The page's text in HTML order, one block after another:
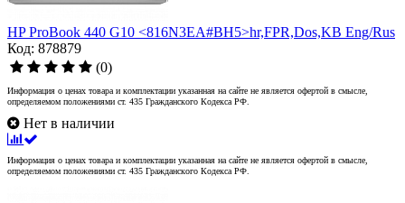
HP ProBook 440 G10 <816N3EA#BH5>hr,FPR,Dos,KB Eng/Rus
Код: 878879
(0)
Информация о ценах товара и комплектации указанная на сайте не является офертой в смысле,
определяемом положениями ст. 435 Гражданского Кодекса РФ.
Нет в наличии
Информация о ценах товара и комплектации указанная на сайте не является офертой в смысле,
определяемом положениями ст. 435 Гражданского Кодекса РФ.